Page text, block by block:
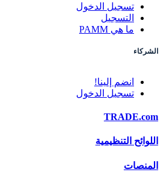
تسجيل الدخول
التسجيل
ما هي PAMM
الشركاء
انضم إلينا!
تسجيل الدخول
TRADE.com
اللوائح التنظيمية
المنصات